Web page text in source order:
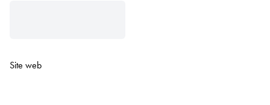
Site web